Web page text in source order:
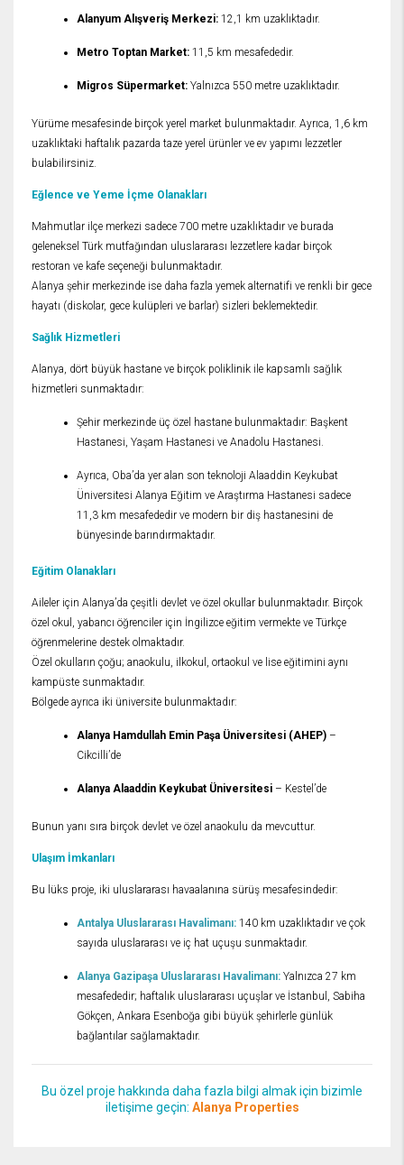
Alanyum Alışveriş Merkezi: 12,1 km uzaklıktadır.
Metro Toptan Market: 11,5 km mesafededir.
Migros Süpermarket: Yalnızca 550 metre uzaklıktadır.
Yürüme mesafesinde birçok yerel market bulunmaktadır. Ayrıca, 1,6 km
uzaklıktaki haftalık pazarda taze yerel ürünler ve ev yapımı lezzetler
bulabilirsiniz.
Eğlence ve Yeme İçme Olanakları
Mahmutlar ilçe merkezi sadece 700 metre uzaklıktadır ve burada
geleneksel Türk mutfağından uluslararası lezzetlere kadar birçok
restoran ve kafe seçeneği bulunmaktadır.
Alanya şehir merkezinde ise daha fazla yemek alternatifi ve renkli bir gece
hayatı (diskolar, gece kulüpleri ve barlar) sizleri beklemektedir.
Sağlık Hizmetleri
Alanya, dört büyük hastane ve birçok poliklinik ile kapsamlı sağlık
hizmetleri sunmaktadır:
Şehir merkezinde üç özel hastane bulunmaktadır: Başkent
Hastanesi, Yaşam Hastanesi ve Anadolu Hastanesi.
Ayrıca, Oba’da yer alan son teknoloji Alaaddin Keykubat
Üniversitesi Alanya Eğitim ve Araştırma Hastanesi sadece
11,3 km mesafededir ve modern bir diş hastanesini de
bünyesinde barındırmaktadır.
Eğitim Olanakları
Aileler için Alanya’da çeşitli devlet ve özel okullar bulunmaktadır. Birçok
özel okul, yabancı öğrenciler için İngilizce eğitim vermekte ve Türkçe
öğrenmelerine destek olmaktadır.
Özel okulların çoğu; anaokulu, ilkokul, ortaokul ve lise eğitimini aynı
kampüste sunmaktadır.
Bölgede ayrıca iki üniversite bulunmaktadır:
Alanya Hamdullah Emin Paşa Üniversitesi (AHEP) –
Cikcilli’de
Alanya Alaaddin Keykubat Üniversitesi – Kestel’de
Bunun yanı sıra birçok devlet ve özel anaokulu da mevcuttur.
Ulaşım İmkanları
Bu lüks proje, iki uluslararası havaalanına sürüş mesafesindedir:
Antalya Uluslararası Havalimanı: 140 km uzaklıktadır ve çok
sayıda uluslararası ve iç hat uçuşu sunmaktadır.
Alanya Gazipaşa Uluslararası Havalimanı: Yalnızca 27 km
mesafededir; haftalık uluslararası uçuşlar ve İstanbul, Sabiha
Gökçen, Ankara Esenboğa gibi büyük şehirlerle günlük
bağlantılar sağlamaktadır.
Bu özel proje hakkında daha fazla bilgi almak için bizimle
iletişime geçin: Alanya Properties